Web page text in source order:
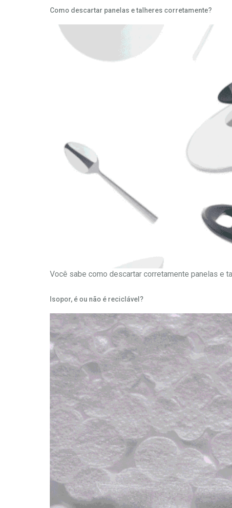
Como descartar panelas e talheres corretamente?
Você sabe como descartar corretamente panelas e
Isopor, é ou não é reciclável?